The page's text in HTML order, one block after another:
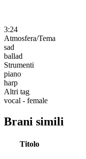
3:24
Atmosfera/Tema
sad
ballad
Strumenti
piano
harp
Altri tag
vocal - female
Brani simili
Titolo